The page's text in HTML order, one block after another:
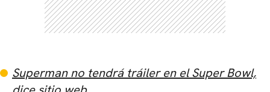
Superman no tendrá tráiler en el Super Bowl,